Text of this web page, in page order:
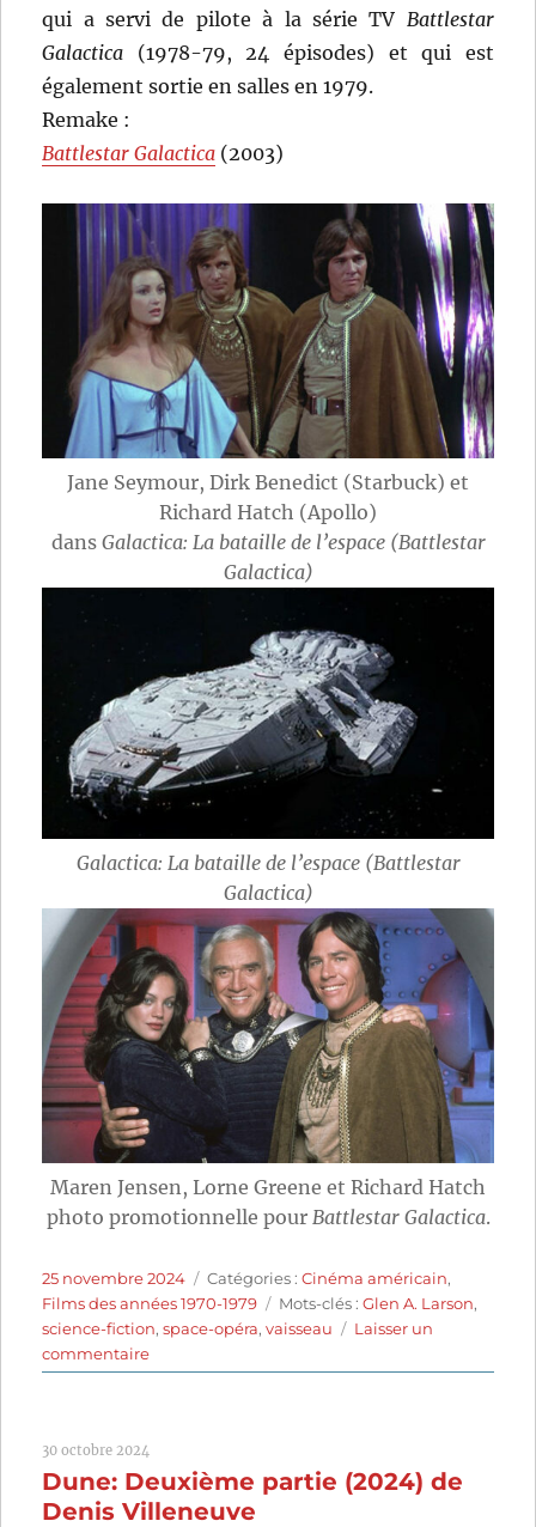
qui a servi de pilote à la série TV Battlestar
Galactica (1978-79, 24 épisodes) et qui est
également sortie en salles en 1979.
Remake :
Battlestar Galactica (2003)
Jane Seymour, Dirk Benedict (Starbuck) et
Richard Hatch (Apollo)
dans Galactica: La bataille de l’espace (Battlestar
Galactica)
Galactica: La bataille de l’espace (Battlestar
Galactica)
Maren Jensen, Lorne Greene et Richard Hatch
photo promotionnelle pour Battlestar Galactica.
Publié
le
25 novembre 2024 Catégories
Catégories :Cinéma américain,
Films des années 1970-1979
Étiquettes
Mots-clés :Glen A. Larson,
science-fiction,space-opéra,vaisseau
Laisser un
commentairesur
Galactica:
de
l’espace
(1978)
30 octobre 2024
Dune: Deuxième partie (2024) de
Denis Villeneuve